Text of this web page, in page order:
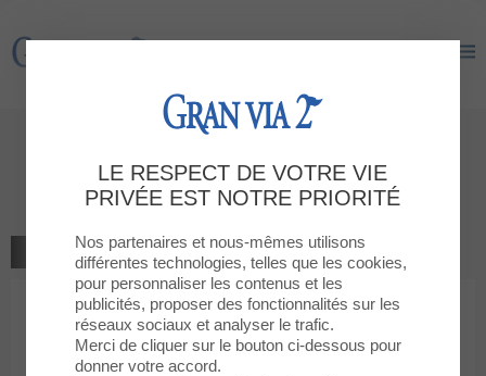
Gran Via 2
KOROSHI
ALLER À LA BOUTIQUE
Votre note 5
4
3
2
Votre message
LE RESPECT DE VOTRE VIE
PRIVÉE EST NOTRE PRIORITÉ
Nos partenaires et nous-mêmes utilisons
différentes technologies, telles que les cookies,
pour personnaliser les contenus et les
publicités, proposer des fonctionnalités sur les
réseaux sociaux et analyser le trafic.
Merci de cliquer sur le bouton ci-dessous pour
donner votre accord.